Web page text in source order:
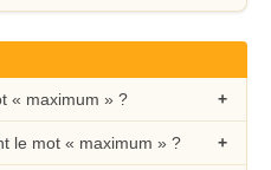
« maximum » ?
le mot « maximum » ?